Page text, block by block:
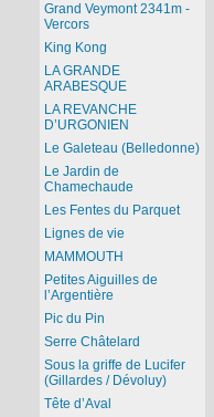
Grand Veymont 2341m -
Vercors
King Kong
LA GRANDE
ARABESQUE
LA REVANCHE
D’URGONIEN
Le Galeteau (Belledonne)
Le Jardin de
Chamechaude
Les Fentes du Parquet
Lignes de vie
MAMMOUTH
Petites Aiguilles de
l’Argentière
Pic du Pin
Serre Châtelard
Sous la griffe de Lucifer
(Gillardes / Dévoluy)
Tête d’Aval